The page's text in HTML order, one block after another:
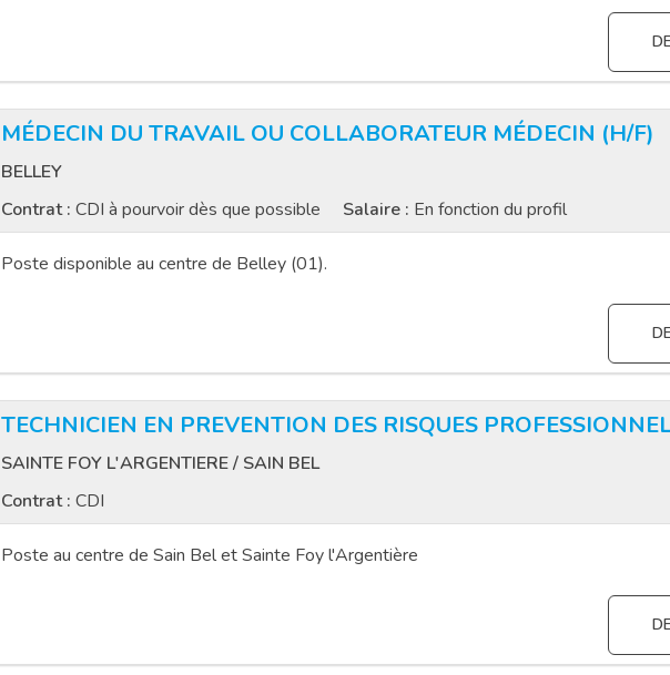
MÉDECIN DU TRAVAIL OU COLLABORATEUR MÉDECIN (H/F)
BELLEY
Contrat : CDI à pourvoir dès que possible Salaire : En fonction du profil
Poste disponible au centre de Belley (01).
TECHNICIEN EN PREVENTION DES RISQUES
SAINTE FOY L'ARGENTIERE / SAIN BEL
Contrat : CDI
Poste au centre de Sain Bel et Sainte Foy l'Argentière